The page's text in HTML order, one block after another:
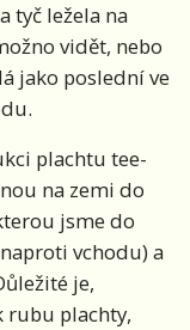
tyč ležela na
vidět, nebo
jako poslední ve
plachtu tee-
na zemi do
jsme do
vchodu) a
je,
rubu plachty,